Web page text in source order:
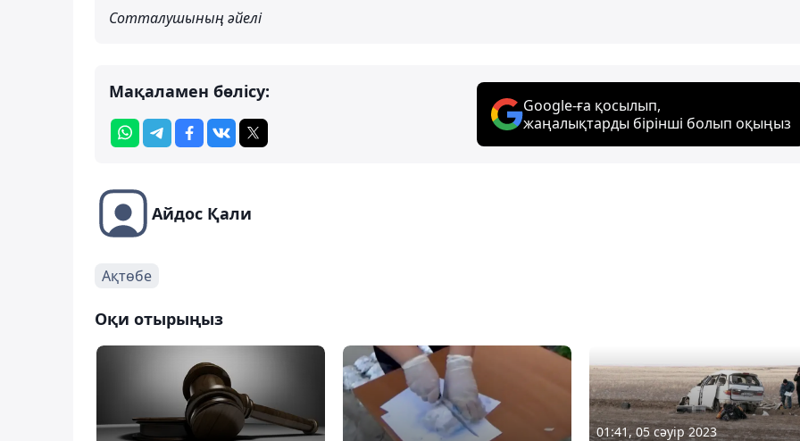
Сотталушының әйелі
Мақаламен бөлісу:
Google-ға қосылып,
жаңалықтарды бірінші болып оқыңыз
Айдос Қали
Ақтөбе
Оқи отырыңыз
01:41, 05 сәуір 2023